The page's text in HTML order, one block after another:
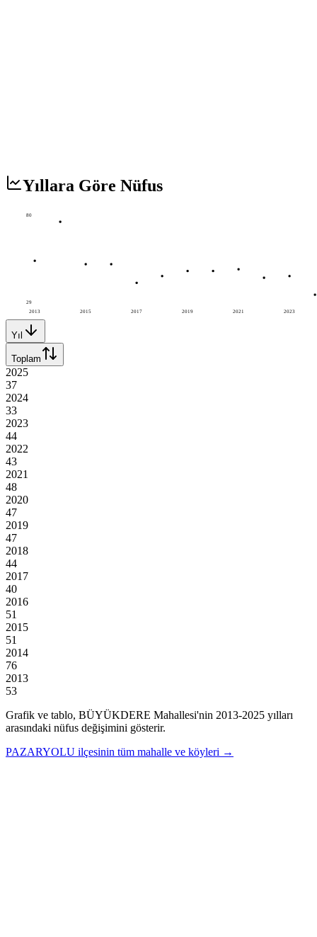
Yıllara Göre Nüfus
2013 2015 2017 2019 2021 2023
80
29
Yıl
Toplam
2025
37
2024
33
2023
44
2022
43
2021
48
2020
47
2019
47
2018
44
2017
40
2016
51
2015
51
2014
76
2013
53
Grafik ve tablo, BÜYÜKDERE Mahallesi'nin 2013-2025 yılları
arasındaki nüfus değişimini gösterir.
PAZARYOLU ilçesinin tüm mahalle ve köyleri →